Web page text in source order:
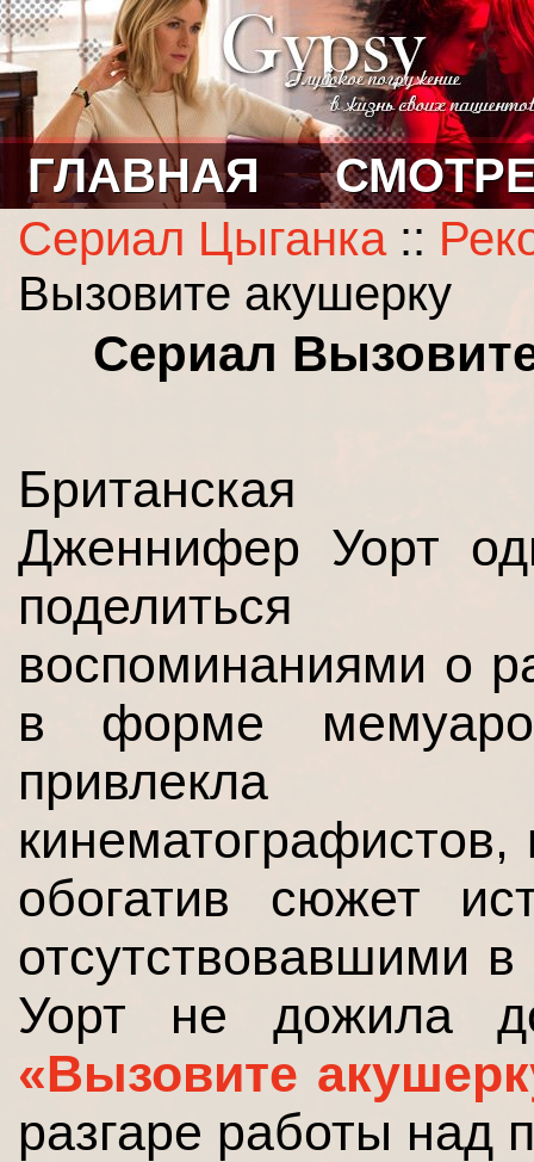
ГЛАВНАЯ
Сериал Цыганка::
Вызовите акушерку
Сериал
Британская
Дженнифер Уорт
воспоминаниями о
в форме
привлекла
обогатив сюжет
отсутствовавшими
Уорт не дожила
«Вызовите
разгаре работы над